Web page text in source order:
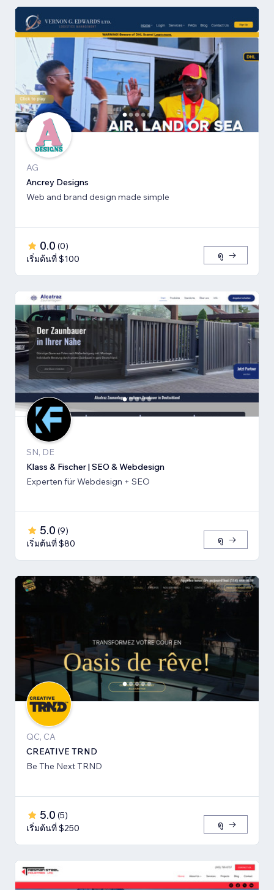
AG
Ancrey Designs
Web and brand design made simple
0.0 (0)
เริ่มต้นที่ $100
ดู
SN, DE
Klass & Fischer | SEO & Webdesign
Experten für Webdesign + SEO
5.0 (9)
เริ่มต้นที่ $80
ดู
QC, CA
CREATIVE TRND
Be The Next TRND
5.0 (5)
เริ่มต้นที่ $250
ดู